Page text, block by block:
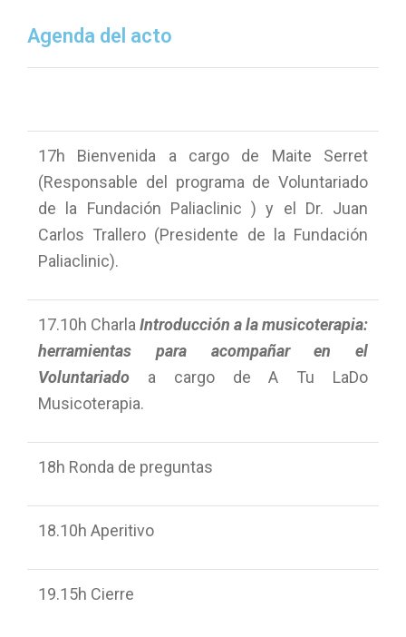
Agenda del acto
17h Bienvenida a cargo de Maite Serret
(Responsable del programa de Voluntariado
de la Fundación Paliaclinic ) y el Dr. Juan
Carlos Trallero (Presidente de la Fundación
Paliaclinic).
17.10h Charla Introducción a la musicoterapia:
herramientas para acompañar en el
Voluntariado a cargo de A Tu LaDo
Musicoterapia.
18h Ronda de preguntas
18.10h Aperitivo
19.15h Cierre